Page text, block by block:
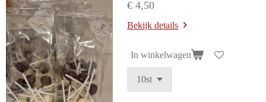
€ 4,50
Bekijk details
In winkelwagen